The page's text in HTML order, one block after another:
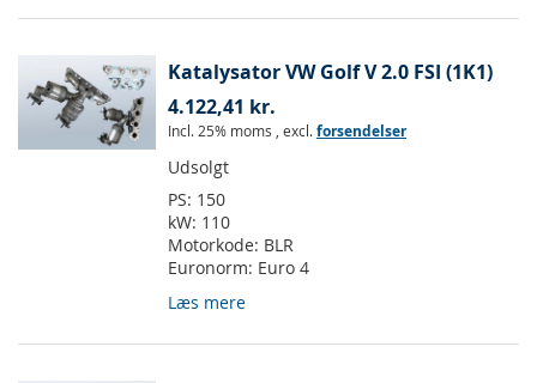
Katalysator VW Golf V 2.0 FSI (1K1)
4.122,41 kr.
Incl. 25% moms , excl.forsendelser
Udsolgt
PS: 150
kW: 110
Motorkode: BLR
Euronorm: Euro 4
Læs mere